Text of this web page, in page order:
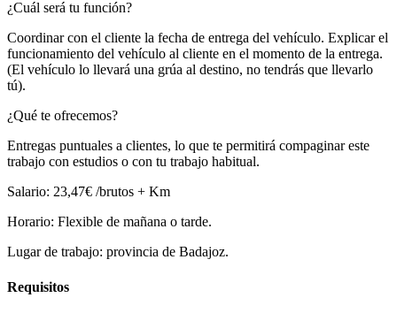
¿Cuál será tu función?
Coordinar con el cliente la fecha de entrega del vehículo. Explicar el
funcionamiento del vehículo al cliente en el momento de la entrega.
(El vehículo lo llevará una grúa al destino, no tendrás que llevarlo
tú).
¿Qué te ofrecemos?
Entregas puntuales a clientes, lo que te permitirá compaginar este
trabajo con estudios o con tu trabajo habitual.
Salario: 23,47€ /brutos + Km
Horario: Flexible de mañana o tarde.
Lugar de trabajo: provincia de Badajoz.
Requisitos